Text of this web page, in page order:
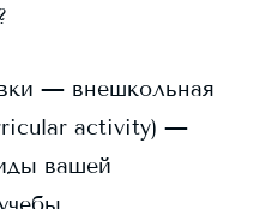
— внешкольная
activity) —
вашей